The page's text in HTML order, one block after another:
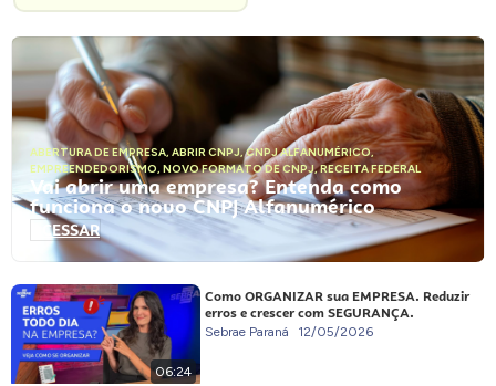
ABERTURA DE EMPRESA, ABRIR CNPJ,CNPJ ALFANUMÉRICO,
EMPREENDEDORISMO, NOVO FORMATO DE CNPJ,RECEITA FEDERAL
Vai abrir uma empresa? Entenda como
funciona o novo CNPJ Alfanumérico
ACESSAR
06:24
Como ORGANIZAR sua EMPRESA. Reduzir
erros e crescer com SEGURANÇA.
Sebrae Paraná 12/05/2026